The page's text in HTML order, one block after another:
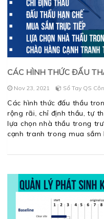
CÁC HÌNH THỨC ĐẤU
Nov 23, 2021 Sổ Tay QS
Các hình thức đấu thầu
rộng rãi, chỉ định thầu, tự
lựa chọn nhà thầu trong
cạnh tranh trong mua sắm